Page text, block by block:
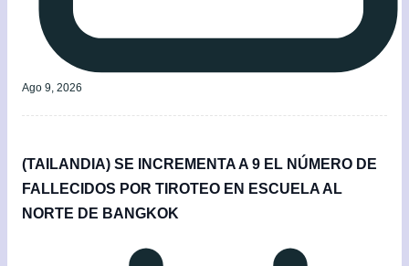
Ago 9, 2026
(TAILANDIA) SE INCREMENTA A 9 EL NÚMERO DE
FALLECIDOS POR TIROTEO EN ESCUELA AL
NORTE DE BANGKOK